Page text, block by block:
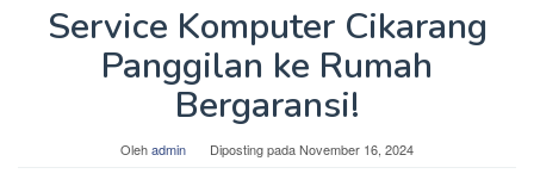
Service Komputer Cikarang
Panggilan ke Rumah
Bergaransi!
Olehadmin Diposting padaNovember 16, 2024